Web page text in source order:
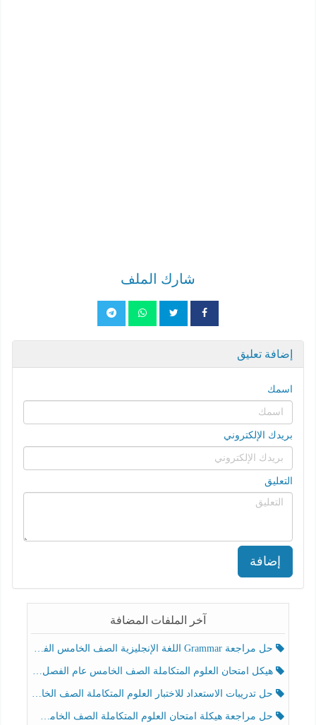
شارك الملف
إضافة تعليق
اسمك
بريدك الإلكتروني
التعليق
إضافة
آخر الملفات المضافة
حل مراجعة Grammar اللغة الإنجليزية الصف الخامس الفصل الثالث
هيكل امتحان العلوم المتكاملة الصف الخامس عام الفصل الدراسي الثالث 2025-2026
حل تدريبات الاستعداد للاختبار العلوم المتكاملة الصف الخامس عام الفصل الثالث
حل مراجعة هيكلة امتحان العلوم المتكاملة الصف الخامس انسبير الفصل الثالث